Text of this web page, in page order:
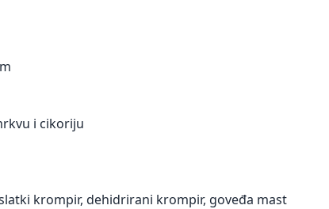
i cikoriju
krompir, dehidrirani krompir, goveđa mast